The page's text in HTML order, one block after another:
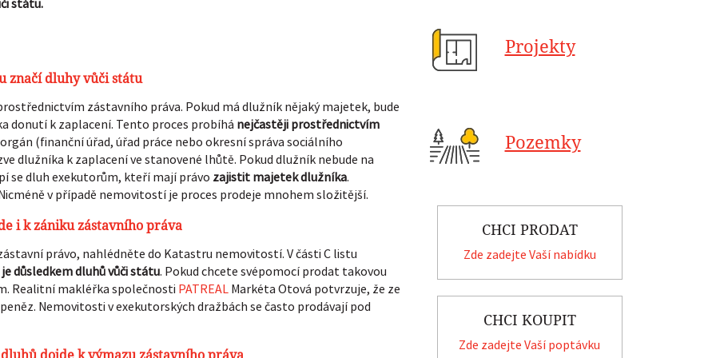
státu.
značí dluhy vůči státu
zástavního práva. Pokud má dlužník nějaký majetek, bude
donutí k zaplacení. Tento proces probíhá nejčastěji prostřednictvím
(finanční úřad, úřad práce nebo okresní správa sociálního
dlužníka k zaplacení ve stanovené lhůtě. Pokud dlužník nebude na
se dluh exekutorům, kteří mají právo zajistit majetek dlužníka.
v případě nemovitostí je proces prodeje mnohem složitější.
i k zániku zástavního práva
právo, nahlédněte do Katastru nemovitostí. V části C listu
důsledkem dluhů vůči státu. Pokud chcete svépomocí prodat takovou
Realitní makléřka společnosti PATREAL Markéta Otová potvrzuje, že ze
Nemovitosti v exekutorských dražbách se často prodávají pod
Projekty
Pozemky
CHCI PRODAT
Zde zadejte Vaší nabídku
CHCI KOUPIT
Zde zadejte Vaší poptávku